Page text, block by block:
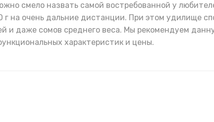
смело назвать самой востребованной у
г на очень дальние дистанции. При этом удилище
и даже сомов среднего веса. Мы рекомендуем
характеристик и цены.